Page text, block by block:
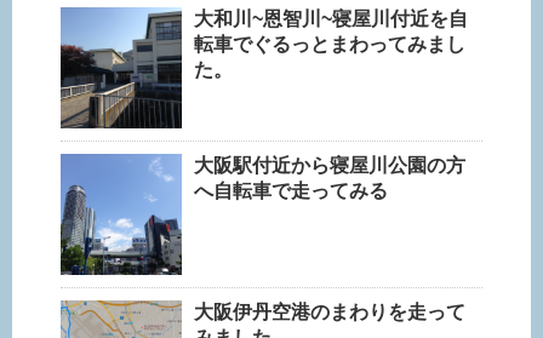
大和川~恩智川~寝屋川付近を自
転車でぐるっとまわってみまし
た。
大阪駅付近から寝屋川公園の方
へ自転車で走ってみる
大阪伊丹空港のまわりを走って